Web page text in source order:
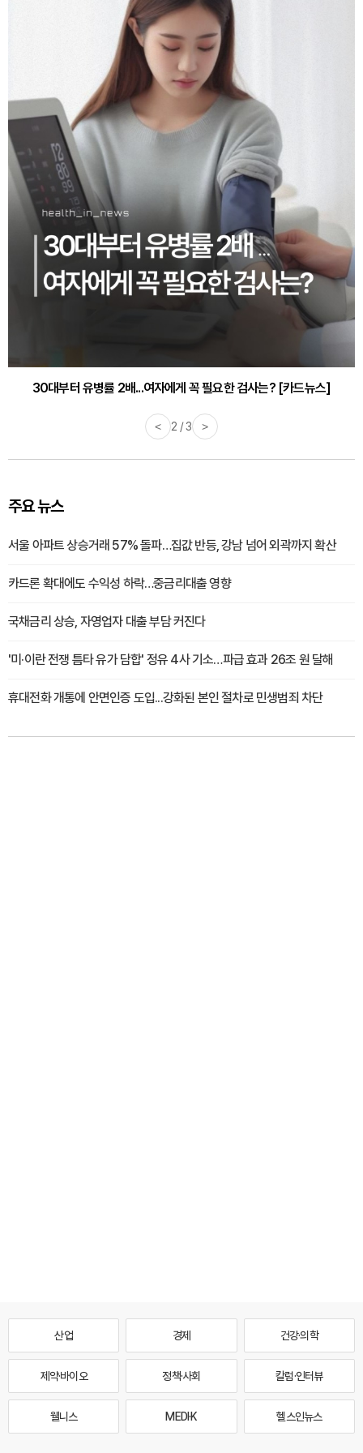
30대부터 유병률 2배...여자에게 꼭 필요한 검사는? [카드뉴스]
감기·독감 예방하고 면역력 높이는 4가지 영양제 [카드뉴스]
< 2 / 3 >
주요 뉴스
서울 아파트 상승거래 57% 돌파…집값 반등, 강남 넘어 외곽까지 확산
카드론 확대에도 수익성 하락…중금리대출 영향
국채금리 상승, 자영업자 대출 부담 커진다
'미·이란 전쟁 틈타 유가 담합' 정유 4사 기소…파급 효과 26조 원 달해
휴대전화 개통에 안면인증 도입...강화된 본인 절차로 민생범죄 차단
산업 경제 건강·의학
제약·바이오 정책·사회 칼럼·인터뷰
웰니스 MEDI·K 헬스인뉴스